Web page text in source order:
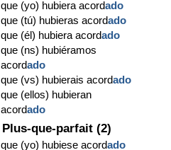
que (yo) hubiera acordado
que (tú) hubieras acordado
que (él) hubiera acordado
que (ns) hubiéramos
acordado
que (vs) hubierais acordado
que (ellos) hubieran
acordado
Plus-que-parfait (2)
que (yo) hubiese acordado